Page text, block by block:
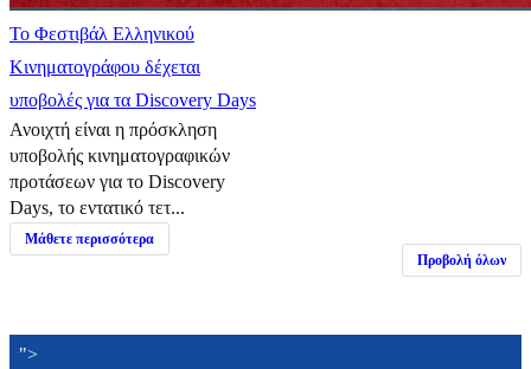
Το Φεστιβάλ Ελληνικού
Κινηματογράφου δέχεται
υποβολές για τα Discovery Days
Ανοιχτή είναι η πρόσκληση
υποβολής κινηματογραφικών
προτάσεων για το Discovery
Days, το εντατικό τετ...
Μάθετε περισσότερα
Προβολή όλων
">